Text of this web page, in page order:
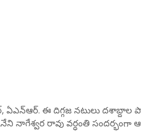
ఈ దిగ్గజ నటులు దశాబ్దాల
నాగేశ్వర రావు వర్ధంతి సందర్భంగా